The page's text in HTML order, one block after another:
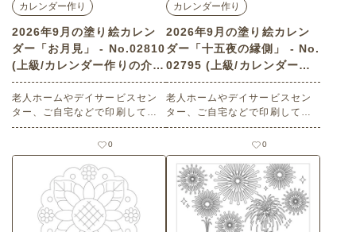
カレンダー作り
2026年9月の塗り絵カレン
ダー「お月見」 - No.02810
(上級/カレンダー作りの介護
レク素材)
老人ホームやデイサービスセン
ター、ご自宅などで印刷してお
使いいただける無料の高齢者向
け介護レク素材 2026年9月の塗
り絵カレンダー「お月見」（カ
レンダー作り・上級）です。 関
連キーワード：月見団子・満
月・名月・女の子・着物・スス
キ・三方・お供え物・兎・障子
0
カレンダー作り
2026年9月の塗り絵カレン
ダー「十五夜の縁側」 - No.
02795 (上級/カレンダー作
りの介護レク素材)
老人ホームやデイサービスセン
ター、ご自宅などで印刷してお
使いいただける無料の高齢者向
け介護レク素材 2026年9月の塗
り絵カレンダー「十五夜の縁
側」（カレンダー作り・上級）
です。 関連キーワード：満月・
名月・尾花・ススキ・団子・お
供え物・障子・兎・うさぎ
0